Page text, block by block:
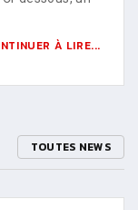
À LIRE...
TOUTES NEWS